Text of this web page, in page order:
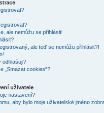
ale nemůžu se přihlásit!
ale teď se nemůžu přihlásit?!
odhlašuji?
„Smazat cookies“?
uživatele
nastavení?
aby bylo moje uživatelské jméno